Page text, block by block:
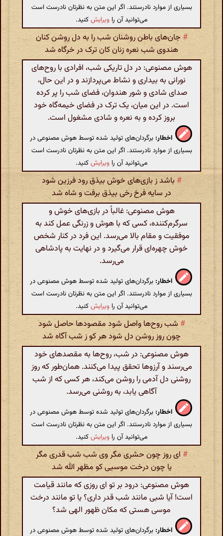
بسیاری از موارد نادرستند. اگر این متن به نظرتان نادرست است
می‌توانید آن را ویرایشکنید.
# جان‌های باطن روشنان شب را به دل روشن کنان
هندوی شب نعره زنان کان ترک در خرگاه شد
هوش مصنوعی: در دل تاریکی شب، افرادی با روح‌های
نورانی به بیداری و نشاط می‌پردازند و در این حال،
صدای شادی و شور هندوان، فضای شب را پر کرده
است. در این میان، یک ترک در فضای خیمه‌گاه خود
بروز کرده و به نعره و شادی مشغول است.
اخطار: برگردان‌های تولید شده توسط هوش مصنوعی در
بسیاری از موارد نادرستند. اگر این متن به نظرتان نادرست است
می‌توانید آن را ویرایشکنید.
# باشد ز بازی‌های خوش بیذق رود فرزین شود
در سایه فرخ رخی بیذق برفت و شاه شد
هوش مصنوعی: غالباً در بازی‌های خوش و
سرگرم‌کننده، کسی که با هوش و زرنگی عمل کند به
موفقیت و مقام بالا می‌رسد. این فرد در کنار شخص
خوش چهره‌ای قرار می‌گیرد و در نهایت به پادشاهی
می‌رسد.
اخطار: برگردان‌های تولید شده توسط هوش مصنوعی در
بسیاری از موارد نادرستند. اگر این متن به نظرتان نادرست است
می‌توانید آن را ویرایشکنید.
# شب روح‌ها واصل شود مقصودها حاصل شود
چون روز روشن دل شود هر کو ز شب آگاه شد
هوش مصنوعی: در شب، روح‌ها به مقصدهای خود
می‌رسند و آرزوها تحقق پیدا می‌کنند. همان‌طور که روز
روشنی دل آدمی را روشن می‌کند، هر کسی که از شب
آگاهی یابد، به روشنی می‌رسد.
اخطار: برگردان‌های تولید شده توسط هوش مصنوعی در
بسیاری از موارد نادرستند. اگر این متن به نظرتان نادرست است
می‌توانید آن را ویرایشکنید.
# ای روز چون حشری مگر وی شب شب قدری مگر
یا چون درخت موسیی کو مظهر الله شد
هوش مصنوعی: درود بر تو ای روزی که مانند قیامت
است! آیا شبی مانند شب قدر داری؟ یا تو مانند درخت
موسی هستی که مکان ظهور الهی شد؟
اخطار: برگردان‌های تولید شده توسط هوش مصنوعی در